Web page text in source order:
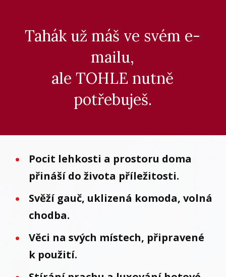
Tahák už máš ve svém e-
mailu,
ale TOHLE nutně
potřebuješ.
Pocit lehkosti a prostoru doma
přináší do života příležitosti.
Svěží gauč, uklizená komoda, volná
chodba.
Věci na svých místech, připravené
k použití.